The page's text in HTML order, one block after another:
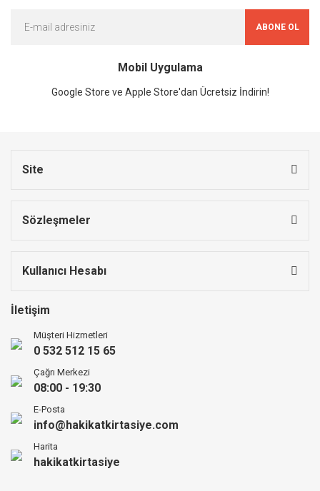
ABONE OL
Mobil Uygulama
Google Store ve Apple Store'dan Ücretsiz İndirin!
Site
Sözleşmeler
Kullanıcı Hesabı
İletişim
Müşteri Hizmetleri
0 532 512 15 65
Çağrı Merkezi
08:00 - 19:30
E-Posta
info@hakikatkirtasiye.com
Harita
hakikatkirtasiye